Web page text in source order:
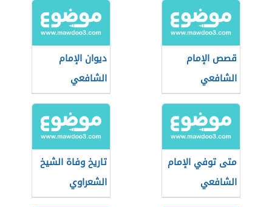
قصص الإمام
الشافعي
ديوان الإمام
الشافعي
متى توفي الإمام
الشافعي
تاريخ وفاة الشيخ
الشعراوي